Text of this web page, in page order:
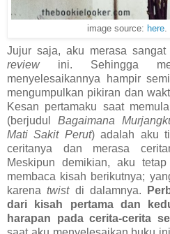
image source: here
Jujur saja, aku merasa
reviewini. Sehingga
menyelesaikannya hampir
mengumpulkan pikiran dan
Kesan pertamaku saat
(berjudul
Bagaimana
Mati Sakit Perut) adalah aku
ceritanya dan merasa
Meskipun demikian, aku
membaca kisah berikutnya;
karena twistdi dalamnya.
dari kisah pertama dan
harapan pada cerita-cerita